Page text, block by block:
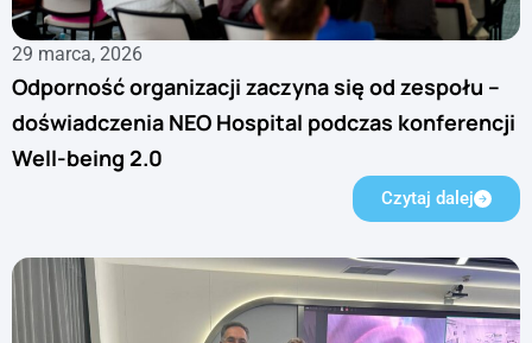
29 marca, 2026
Odporność organizacji zaczyna się od zespołu –
doświadczenia NEO Hospital podczas konferencji
Well-being 2.0
Czytaj dalej